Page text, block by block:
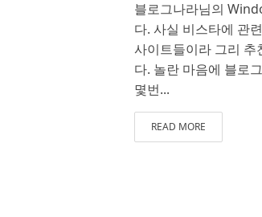
블로그나라님의
다. 사실 비스타에 관
사이트들이라 그리 추
다. 놀란 마음에 블로
몇번...
READ MORE